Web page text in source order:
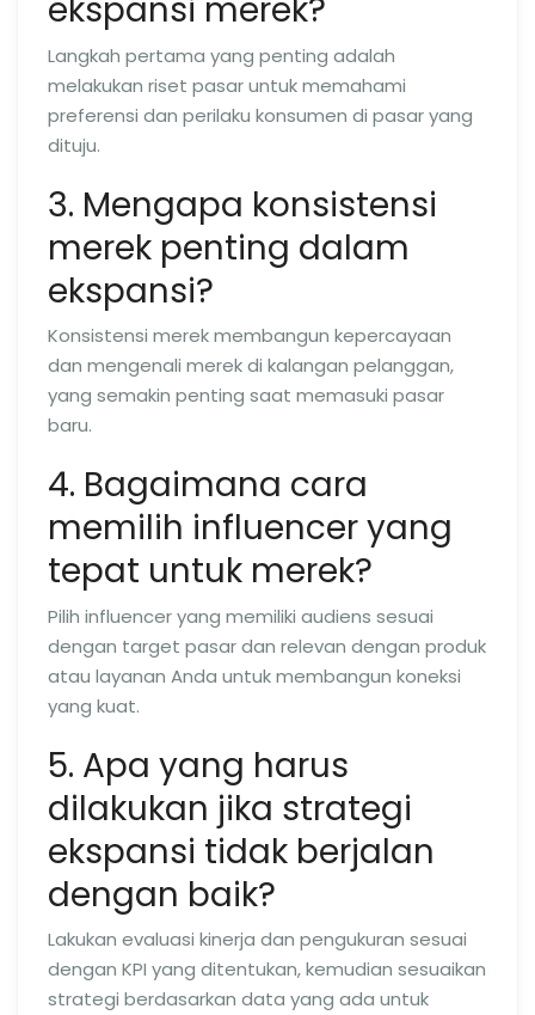
ekspansi merek?
Langkah pertama yang penting adalah
melakukan riset pasar untuk memahami
preferensi dan perilaku konsumen di pasar yang
dituju.
3. Mengapa konsistensi
merek penting dalam
ekspansi?
Konsistensi merek membangun kepercayaan
dan mengenali merek di kalangan pelanggan,
yang semakin penting saat memasuki pasar
baru.
4. Bagaimana cara
memilih influencer yang
tepat untuk merek?
Pilih influencer yang memiliki audiens sesuai
dengan target pasar dan relevan dengan produk
atau layanan Anda untuk membangun koneksi
yang kuat.
5. Apa yang harus
dilakukan jika strategi
ekspansi tidak berjalan
dengan baik?
Lakukan evaluasi kinerja dan pengukuran sesuai
dengan KPI yang ditentukan, kemudian sesuaikan
strategi berdasarkan data yang ada untuk